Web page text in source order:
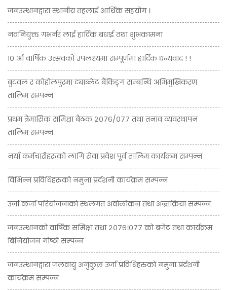
जनउत्थानद्वारा स्थानीय तहलाई आर्थिक सहयोग ।
नवनियुक्त गभर्नर लाई हार्दिक बधाई तथा शुभकामना
१० औं वार्षिक उत्सवको उपलक्ष्यमा सम्पूर्णमा हार्दिक धन्यवाद ! !
बुटवल र कोहोलपुरमा ट्याब्लेट बैंकिङ्ग सम्बन्धि अभिमुखिकरण
तालिम सम्पन्न
प्रथम त्रैमासिक समिक्षा बैठक २०७६/०७७ तथा तनाव व्यवस्थापन
तालिम सम्पन्न
नयाँ कर्मचारीहरुको लागि सेवा प्रवेश पूर्व तालिम कार्यक्रम सम्पन्न
विभिन्न प्रविधिहरुको नमुना प्रर्दशनी कार्यक्रम सम्पन्न
उर्जा कर्जा परियोजनाको स्थलगत अवोलोकन तथा अन्र्तक्रिया सम्पन्न
जनउत्थानको वार्षिक समिक्षा तथा २०७६।०७७ को बजेट तथा कार्यक्रम
बिनियोजन गोष्ठी सम्पन्न
जनउत्थानद्वारा जलवायु अनुकुल उर्जा प्रविधिहरुको नमुना प्रर्दशनी
कार्यक्रम सम्पन्न